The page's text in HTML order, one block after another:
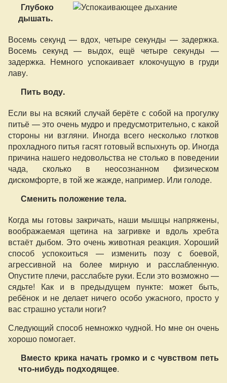
Глубоко
дышать.
Восемь секунд — вдох, четыре секунды — задержка.
Восемь секунд — выдох, ещё четыре секунды —
задержка. Немного успокаивает клокочущую в груди
лаву.
Пить воду.
Если вы на всякий случай берёте с собой на прогулку
питьё — это очень мудро и предусмотрительно, с какой
стороны ни взгляни. Иногда всего несколько глотков
прохладного питья гасят готовый вспыхнуть ор. Иногда
причина нашего недовольства не столько в поведении
чада, сколько в неосознанном физическом
дискомфорте, в той же жажде, например. Или голоде.
Сменить положение тела.
Когда мы готовы закричать, наши мышцы напряжены,
воображаемая щетина на загривке и вдоль хребта
встаёт дыбом. Это очень животная реакция. Хороший
способ успокоиться — изменить позу с боевой,
агрессивной на более мирную и расслабленную.
Опустите плечи, расслабьте руки. Если это возможно —
сядьте! Как и в предыдущем пункте: может быть,
ребёнок и не делает ничего особо ужасного, просто у
вас страшно устали ноги?
Следующий способ немножко чудной. Но мне он очень
хорошо помогает.
Вместо крика начать громко и с чувством петь
что-нибудь подходящее.